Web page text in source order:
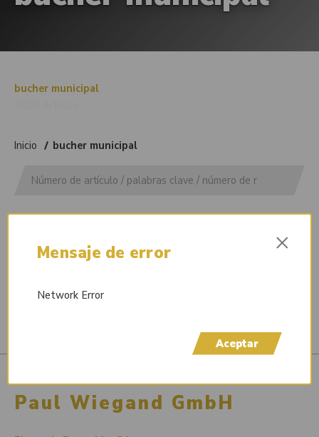
bucher municipal
Inicio bucher municipal
Paul Wiegand GmbH
Mensaje de error ×
Network Error
Aceptar